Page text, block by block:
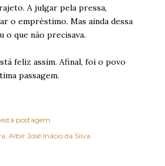
A julgar pela pressa,
o empréstimo. Mas ainda dessa
o que não precisava.
feliz assim. Afinal, foi o povo
passagem.
postagem
Albir José Inácio da Silva